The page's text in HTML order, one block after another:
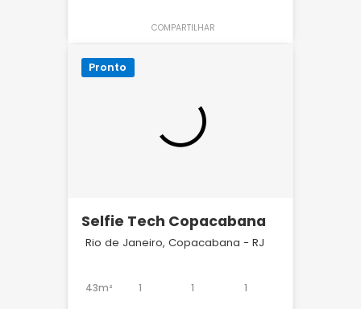
COMPARTILHAR
Pronto
Selfie Tech Copacabana
Rio de Janeiro, Copacabana - RJ
43m² 1 1 1